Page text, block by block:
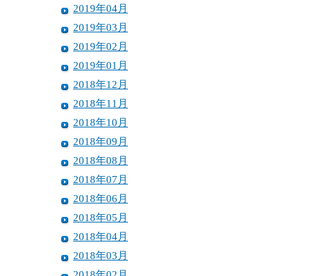
2019年04月
2019年03月
2019年02月
2019年01月
2018年12月
2018年11月
2018年10月
2018年09月
2018年08月
2018年07月
2018年06月
2018年05月
2018年04月
2018年03月